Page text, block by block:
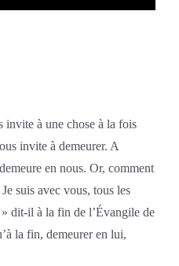
invite à une chose à la fois
invite à demeurer. A
en nous. Or, comment
suis avec vous, tous les
dit-il à la fin de l’Évangile de
la fin, demeurer en lui,